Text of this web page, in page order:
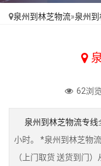
泉州到林芝物流»泉州到
62浏
泉州到林芝物流专线
小时。 *泉州到林芝物
（上门取货 送货到门